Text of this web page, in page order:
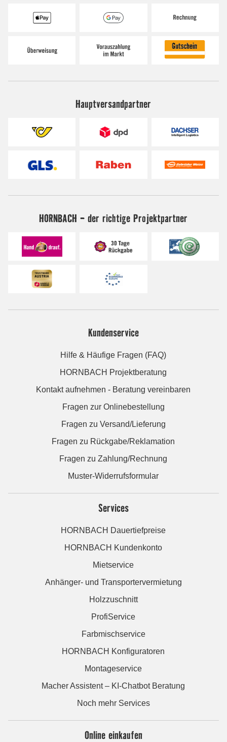
Hauptversandpartner
HORNBACH - der richtige Projektpartner
Kundenservice
Hilfe & Häufige Fragen (FAQ)
HORNBACH Projektberatung
Kontakt aufnehmen - Beratung vereinbaren
Fragen zur Onlinebestellung
Fragen zu Versand/Lieferung
Fragen zu Rückgabe/Reklamation
Fragen zu Zahlung/Rechnung
Muster-Widerrufsformular
Services
HORNBACH Dauertiefpreise
HORNBACH Kundenkonto
Mietservice
Anhänger- und Transportervermietung
Holzzuschnitt
ProfiService
Farbmischservice
HORNBACH Konfiguratoren
Montageservice
Macher Assistent – KI-Chatbot Beratung
Noch mehr Services
Online einkaufen